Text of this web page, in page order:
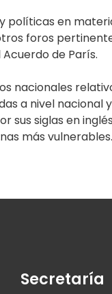
políticas en
foros
de París.
nacionales
a nivel nacional
sus siglas en
más vulnerables.
Secretaría